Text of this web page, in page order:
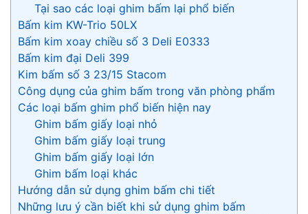
Tại sao các loại ghim bấm lại phổ biến
Bấm kim KW-Trio 50LX
Bấm kim xoay chiều số 3 Deli E0333
Bấm kim đại Deli 399
Kim bấm số 3 23/15 Stacom
Công dụng của ghim bấm trong văn phòng phẩm
Các loại bấm ghim phổ biến hiện nay
Ghim bấm giấy loại nhỏ
Ghim bấm giấy loại trung
Ghim bấm giấy loại lớn
Ghim bấm loại khác
Hướng dẫn sử dụng ghim bấm chi tiết
Những lưu ý cần biết khi sử dụng ghim bấm